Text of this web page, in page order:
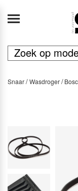
Snaar Wasdroger